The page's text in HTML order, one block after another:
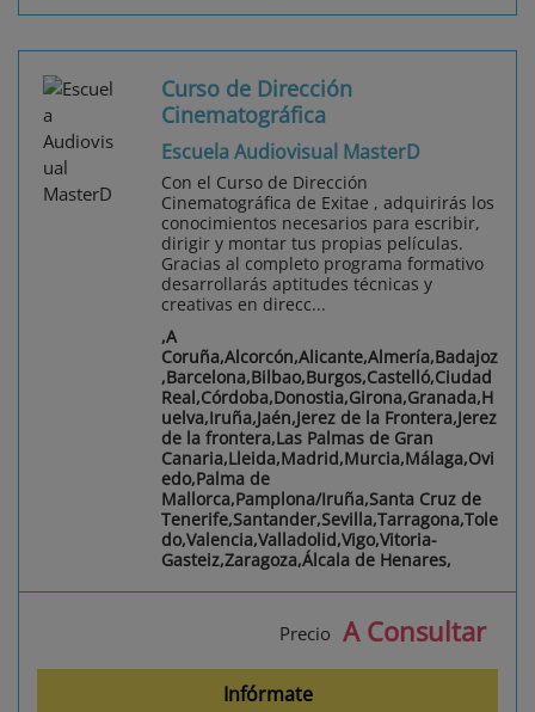
Curso de Dirección
Cinematográfica
Escuela Audiovisual MasterD
Con el Curso de Dirección
Cinematográfica de Exitae , adquirirás los
conocimientos necesarios para escribir,
dirigir y montar tus propias películas.
Gracias al completo programa formativo
desarrollarás aptitudes técnicas y
creativas en direcc...
,A
Coruña,Alcorcón,Alicante,Almería,Badajoz
,Barcelona,Bilbao,Burgos,Castelló,Ciudad
Real,Córdoba,Donostia,Girona,Granada,H
uelva,Iruña,Jaén,Jerez de la Frontera,Jerez
de la frontera,Las Palmas de Gran
Canaria,Lleida,Madrid,Murcia,Málaga,Ovi
edo,Palma de
Mallorca,Pamplona/Iruña,Santa Cruz de
Tenerife,Santander,Sevilla,Tarragona,Tole
do,Valencia,Valladolid,Vigo,Vitoria-
Gasteiz,Zaragoza,Álcala de Henares,
Precio A Consultar
Infórmate